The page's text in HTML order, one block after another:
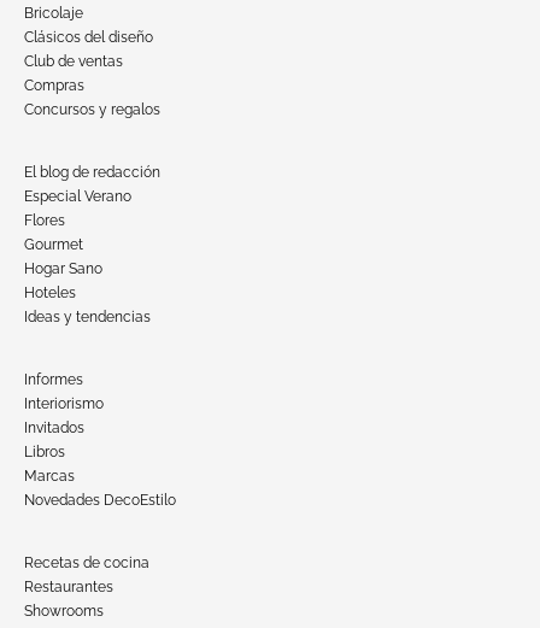
Bricolaje
Clásicos del diseño
Club de ventas
Compras
Concursos y regalos
El blog de redacción
Especial Verano
Flores
Gourmet
Hogar Sano
Hoteles
Ideas y tendencias
Informes
Interiorismo
Invitados
Libros
Marcas
Novedades DecoEstilo
Recetas de cocina
Restaurantes
Showrooms